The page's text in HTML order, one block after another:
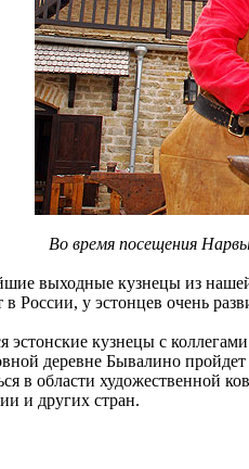
Во время посещения
выходные кузнецы из
в России, у эстонцев очень
эстонские кузнецы с
деревне Бывалино
в области художественной
и других стран.